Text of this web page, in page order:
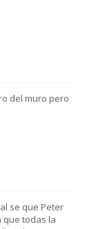
del muro pero
se que Peter
que todas la